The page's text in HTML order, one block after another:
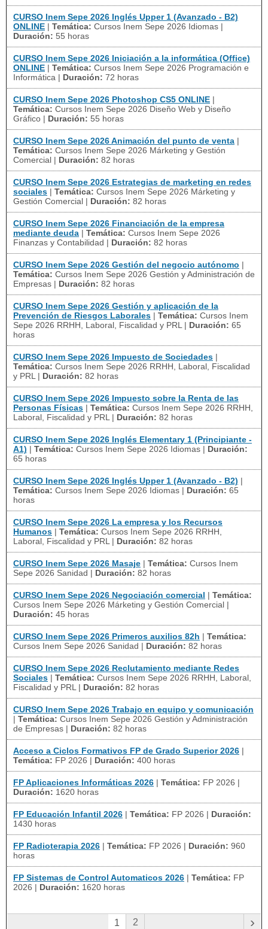
CURSO Inem Sepe 2026 Inglés Upper 1 (Avanzado - B2)
ONLINE | Temática: Cursos Inem Sepe 2026 Idiomas |
Duración: 55 horas
CURSO Inem Sepe 2026 Iniciación a la informática (Office)
ONLINE | Temática: Cursos Inem Sepe 2026 Programación e
Informática | Duración: 72 horas
CURSO Inem Sepe 2026 Photoshop CS5 ONLINE |
Temática: Cursos Inem Sepe 2026 Diseño Web y Diseño
Gráfico | Duración: 55 horas
CURSO Inem Sepe 2026 Animación del punto de venta |
Temática: Cursos Inem Sepe 2026 Márketing y Gestión
Comercial | Duración: 82 horas
CURSO Inem Sepe 2026 Estrategias de marketing en redes
sociales | Temática: Cursos Inem Sepe 2026 Márketing y
Gestión Comercial | Duración: 82 horas
CURSO Inem Sepe 2026 Financiación de la empresa
mediante deuda | Temática: Cursos Inem Sepe 2026
Finanzas y Contabilidad | Duración: 82 horas
CURSO Inem Sepe 2026 Gestión del negocio autónomo |
Temática: Cursos Inem Sepe 2026 Gestión y Administración de
Empresas | Duración: 82 horas
CURSO Inem Sepe 2026 Gestión y aplicación de la
Prevención de Riesgos Laborales | Temática: Cursos Inem
Sepe 2026 RRHH, Laboral, Fiscalidad y PRL | Duración: 65
horas
CURSO Inem Sepe 2026 Impuesto de Sociedades |
Temática: Cursos Inem Sepe 2026 RRHH, Laboral, Fiscalidad
y PRL | Duración: 82 horas
CURSO Inem Sepe 2026 Impuesto sobre la Renta de las
Personas Físicas | Temática: Cursos Inem Sepe 2026 RRHH,
Laboral, Fiscalidad y PRL | Duración: 82 horas
CURSO Inem Sepe 2026 Inglés Elementary 1 (Principiante -
A1) | Temática: Cursos Inem Sepe 2026 Idiomas | Duración:
65 horas
CURSO Inem Sepe 2026 Inglés Upper 1 (Avanzado - B2) |
Temática: Cursos Inem Sepe 2026 Idiomas | Duración: 65
horas
CURSO Inem Sepe 2026 La empresa y los Recursos
Humanos | Temática: Cursos Inem Sepe 2026 RRHH,
Laboral, Fiscalidad y PRL | Duración: 82 horas
CURSO Inem Sepe 2026 Masaje | Temática: Cursos Inem
Sepe 2026 Sanidad | Duración: 82 horas
CURSO Inem Sepe 2026 Negociación comercial | Temática:
Cursos Inem Sepe 2026 Márketing y Gestión Comercial |
Duración: 45 horas
CURSO Inem Sepe 2026 Primeros auxilios 82h | Temática:
Cursos Inem Sepe 2026 Sanidad | Duración: 82 horas
CURSO Inem Sepe 2026 Reclutamiento mediante Redes
Sociales | Temática: Cursos Inem Sepe 2026 RRHH, Laboral,
Fiscalidad y PRL | Duración: 82 horas
CURSO Inem Sepe 2026 Trabajo en equipo y comunicación
| Temática: Cursos Inem Sepe 2026 Gestión y Administración
de Empresas | Duración: 82 horas
Acceso a Ciclos Formativos FP de Grado Superior 2026 |
Temática: FP 2026 | Duración: 400 horas
FP Aplicaciones Informáticas 2026 | Temática: FP 2026 |
Duración: 1620 horas
FP Educación Infantil 2026 | Temática: FP 2026 | Duración:
1430 horas
FP Radioterapia 2026 | Temática: FP 2026 | Duración: 960
horas
FP Sistemas de Control Automaticos 2026 | Temática: FP
2026 | Duración: 1620 horas
1 2 ›